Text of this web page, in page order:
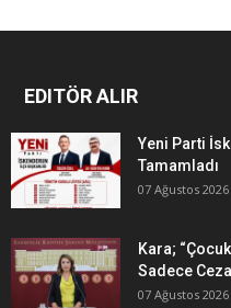
EDITÖR ALIR
Yeni Parti
Tamamladı
07 Ağustos 2026
Kara;
Sadece
07 Ağustos 2026